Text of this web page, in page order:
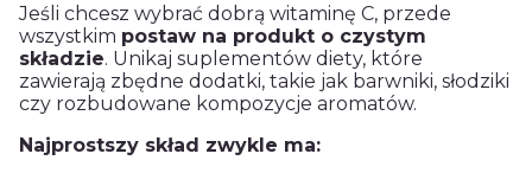
Jeśli chcesz wybrać dobrą witaminę C, przede
wszystkim postaw na produkt o czystym
składzie. Unikaj suplementów diety, które
zawierają zbędne dodatki, takie jak barwniki, słodziki
czy rozbudowane kompozycje aromatów.
Najprostszy skład zwykle ma: